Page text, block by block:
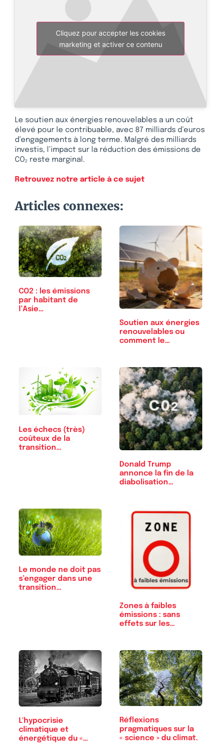
Cliquez pour accepter les cookies
marketing et activer ce contenu
Le soutien aux énergies renouvelables a un coût
élevé pour le contribuable, avec 87 milliards d’euros
d’engagements à long terme. Malgré des milliards
investis, l’impact sur la réduction des émissions de
CO₂ reste marginal.
Retrouvez notre article à ce sujet
Articles connexes:
CO2 : les émissions
par habitant de
l’Asie…
Soutien aux énergies
renouvelables ou
comment le…
Les échecs (très)
coûteux de la
transition
Donald Trump
annonce la fin de la
diabolisation…
Le monde ne doit pas
s’engager dans une
transition…
Zones à faibles
émissions : sans
effets sur les…
L'hypocrisie
climatique et
énergétique du «
Réflexions
pragmatiques sur la
« science » du climat.